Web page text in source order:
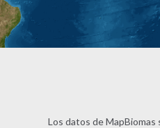
Los datos de